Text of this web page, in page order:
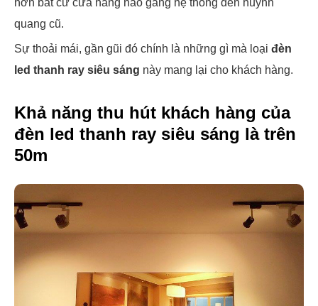
hơn bất cứ cửa hàng nào gắng hệ thống đèn huỳnh
quang cũ.
Sự thoải mái, gần gũi đó chính là những gì mà loại đèn
led thanh ray siêu sáng này mang lại cho khách hàng.
Khả năng thu hút khách hàng của
đèn led thanh ray siêu sáng là trên
50m